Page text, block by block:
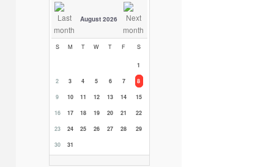
August 2026
S M T W T F S
1
2
3 4 5 6 7
8
9
10 11 12 13 14
15
16
17 18 19 20 21
22
23
24 25 26 27 28
29
30
31